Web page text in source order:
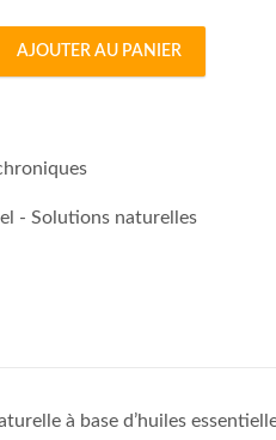
AJOUTER AU PANIER
- Solutions naturelles
à base d’huiles